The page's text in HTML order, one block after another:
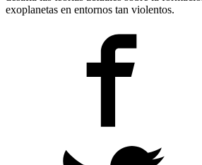
exoplanetas en entornos tan violentos.